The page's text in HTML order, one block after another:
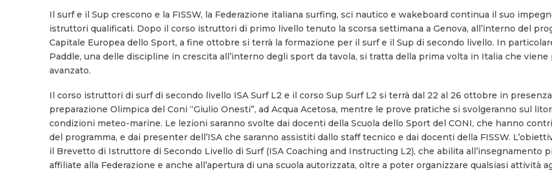
Il surf e il Sup crescono e la FISSW, la Federazione italiana surfing, sci nautico e wakeboard continua il suo
istruttori qualificati. Dopo il corso istruttori di primo livello tenuto la scorsa settimana a Genova, all’interno del
Capitale Europea dello Sport, a fine ottobre si terrà la formazione per il surf e il Sup di secondo livello. In
Paddle, una delle discipline in crescita all’interno degli sport da tavola, si tratta della prima volta in Italia che
avanzato.
Il corso istruttori di surf di secondo livello ISA Surf L2 e il corso Sup Surf L2 si terrà dal 22 al 26 ottobre in
preparazione Olimpica del Coni “Giulio Onesti”, ad Acqua Acetosa, mentre le prove pratiche si svolgeranno sul
condizioni meteo-marine. Le lezioni saranno svolte dai docenti della Scuola dello Sport del CONI, che hanno
del programma, e dai presenter dell’ISA che saranno assistiti dallo staff tecnico e dai docenti della FISSW.
il Brevetto di Istruttore di Secondo Livello di Surf (ISA Coaching and Instructing L2), che abilita all’insegnamento
affiliate alla Federazione e anche all’apertura di una scuola autorizzata, oltre a poter organizzare qualsiasi attività